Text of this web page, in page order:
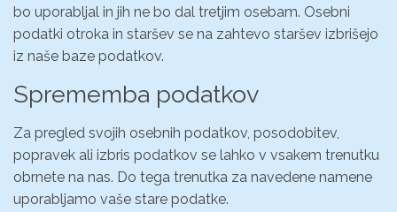
bo uporabljal in jih ne bo dal tretjim osebam. Osebni
podatki otroka in staršev se na zahtevo staršev izbrišejo
iz naše baze podatkov.
Sprememba podatkov
Za pregled svojih osebnih podatkov, posodobitev,
popravek ali izbris podatkov se lahko v vsakem trenutku
obrnete na nas. Do tega trenutka za navedene namene
uporabljamo vaše stare podatke.